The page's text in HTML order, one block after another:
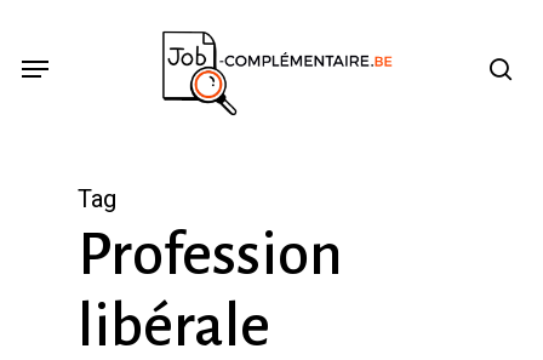
Menu
Tag
Profession
libérale